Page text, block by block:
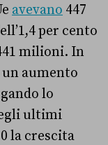
avevano 447
per cento
milioni. In
un aumento
lo
ultimi
la crescita